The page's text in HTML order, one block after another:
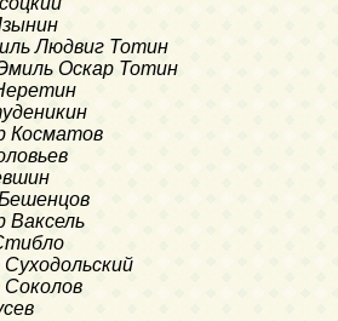
Людвиг Тотин
Оскар Тотин
Косматов
Ваксель
Соколов